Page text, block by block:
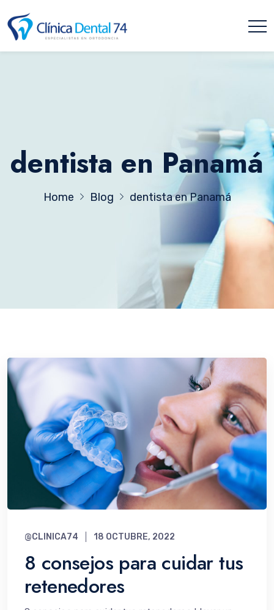
dentista en Panamá
Home Blog dentista en Panamá
@CLINICA74 18 OCTUBRE, 2022
8 consejos para cuidar tus
retenedores